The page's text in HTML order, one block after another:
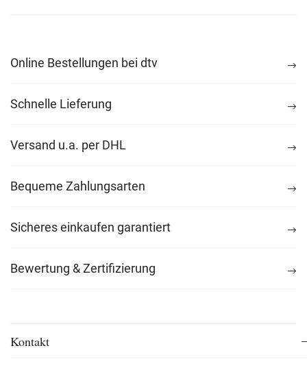
Online Bestellungen bei dtv
Schnelle Lieferung
Versand u.a. per DHL
Bequeme Zahlungsarten
Sicheres einkaufen garantiert
Bewertung & Zertifizierung
Kontakt